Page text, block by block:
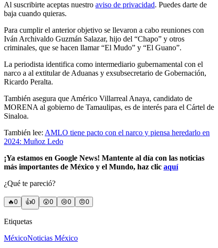
Al suscribirte aceptas nuestro aviso de privacidad. Puedes darte de
baja cuando quieras.
Para cumplir el anterior objetivo se llevaron a cabo reuniones con
Iván Archivaldo Guzmán Salazar, hijo del “Chapo” y otros
criminales, que se hacen llamar “El Mudo” y “El Guano”.
La periodista identifica como intermediario gubernamental con el
narco a al extitular de Aduanas y exsubsecretario de Gobernación,
Ricardo Peralta.
También asegura que Américo Villarreal Anaya, candidato de
MORENA al gobierno de Tamaulipas, es de interés para el Cártel de
Sinaloa.
También lee: AMLO tiene pacto con el narco y piensa heredarlo en
2024: Muñoz Ledo
¡Ya estamos en Google News! Mantente al día con las noticias
más importantes de México y el Mundo, haz clic aquí
¿Qué te pareció?
🔥0 👍0 😲0 😢0 😠0
Etiquetas
MéxicoNoticias México